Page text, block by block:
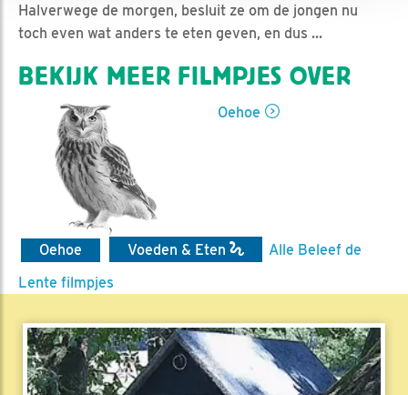
Halverwege de morgen, besluit ze om de jongen nu
toch even wat anders te eten geven, en dus ...
BEKIJK MEER FILMPJES OVER
Oehoe
Oehoe Voeden & Eten
Alle Beleef de
Lente filmpjes